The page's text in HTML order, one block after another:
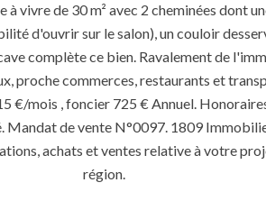
vivre de 30 m² avec 2 cheminées dont
d'ouvrir sur le salon), un couloir
complète ce bien. Ravalement de
proche commerces, restaurants et
€/mois , foncier 725 € Annuel.
Mandat de vente N°0097. 1809
achats et ventes relative à votre
région.